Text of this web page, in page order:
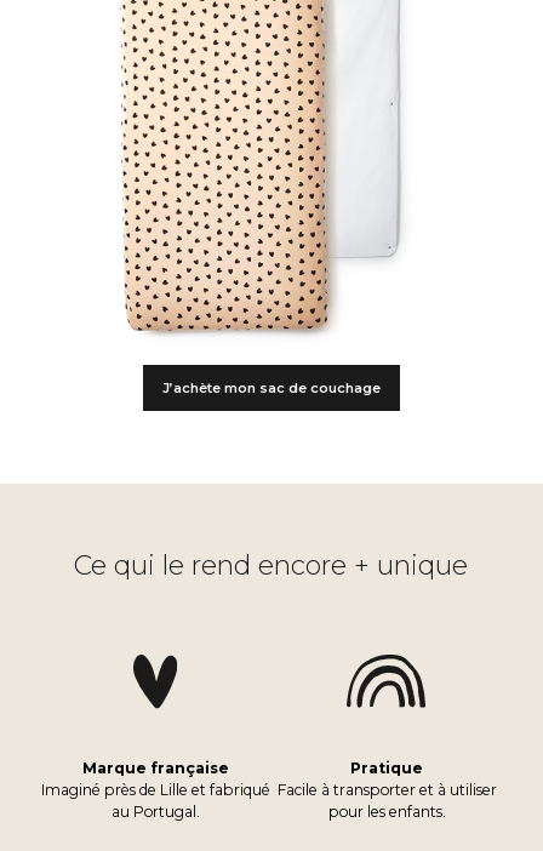
J’achète mon sac de couchage
Ce qui le rend encore + unique
Marque française
Imaginé près de Lille et fabriqué
au Portugal.
Pratique
Facile à transporter et à utiliser
pour les enfants.